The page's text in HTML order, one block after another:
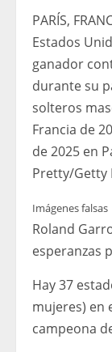
PARÍS,
Estados
ganador
durante su
solteros
Francia de
de 2025 en
Pretty/Getty
Imágenes falsas
Roland
esperanzas
Hay 37
mujeres) en
campeona